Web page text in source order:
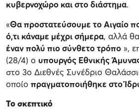
κυβερνοχώρο και στο διάστημα.
«Θα προστατεύσουμε το Αιγαίο
ό,τι κάναμε μέχρι σήμερα, αλλά
έναν πολύ πιο σύνθετο τρόπο »,
(28/4) ο υπουργός Εθνικής
στο 3ο Διεθνές Συνέδριο
οποίο πραγματοποιήθηκε στο
Το σκεπτικό